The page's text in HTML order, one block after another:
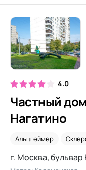
4.0
Частный
Нагатино
Альцгеймер
г. Москва, бульвар